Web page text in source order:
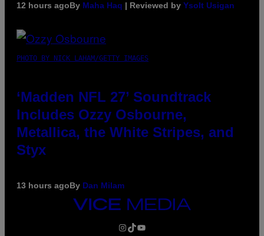
12 hours agoBy Maha Haq | Reviewed by Ysolt Usigan
PHOTO BY NICK LAHAM/GETTY IMAGES
‘Madden NFL 27’ Soundtrack
Includes Ozzy Osbourne,
Metallica, the White Stripes, and
Styx
13 hours agoBy Dan Milam
VICE
INSTAGRAM
TIKTOK
YOUTUBE